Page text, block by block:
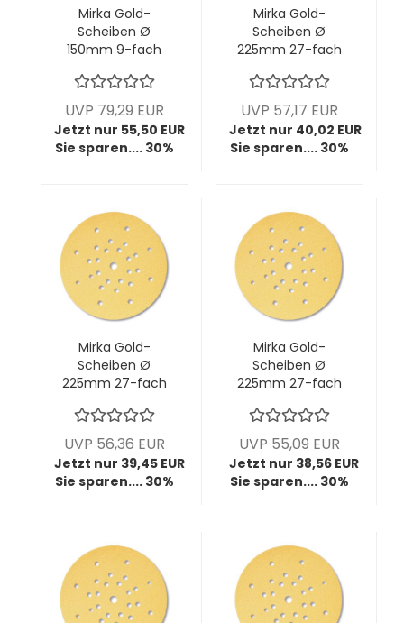
Mirka Gold-
Scheiben Ø
150mm 9-fach
100 Stck/Pck
UVP 79,29 EUR
Jetzt nur 55,50 EUR
Sie sparen.... 30%
Mirka Gold-
Scheiben Ø
225mm 27-fach
25 Stck/Pck
UVP 57,17 EUR
Jetzt nur 40,02 EUR
Sie sparen.... 30%
Mirka Gold-
Scheiben Ø
225mm 27-fach
25 Stck/Pck
UVP 56,36 EUR
Jetzt nur 39,45 EUR
Sie sparen.... 30%
Mirka Gold-
Scheiben Ø
225mm 27-fach
25 Stck/Pck
UVP 55,09 EUR
Jetzt nur 38,56 EUR
Sie sparen.... 30%